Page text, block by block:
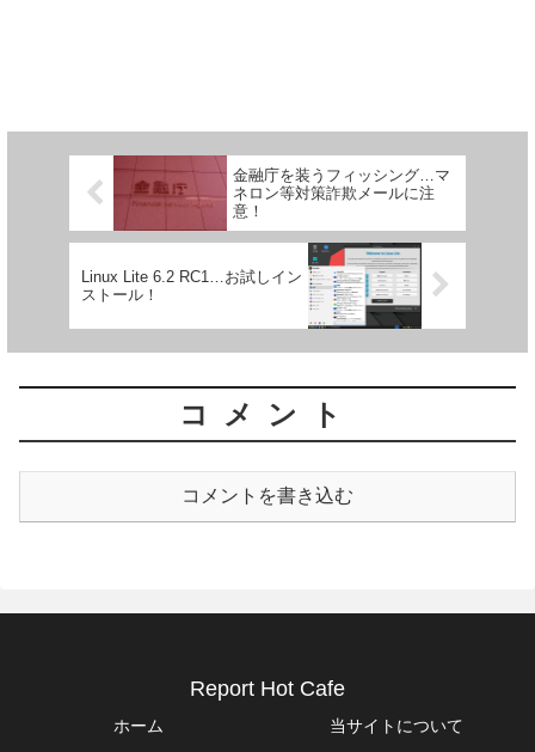
金融庁を装うフィッシング…マ
ネロン等対策詐欺メールに注
意！
Linux Lite 6.2 RC1…お試しイン
ストール！
コメント
コメントを書き込む
Report Hot Cafe
ホーム
当サイトについて